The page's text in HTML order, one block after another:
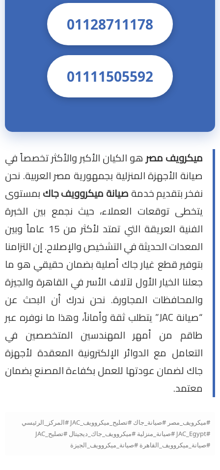
01128711178
01111505592
ميكرويف مصرهو الكيان الأكبر والأكثر تخصصاً في
صيانة الأجهزة المنزلية بجمهورية مصر العربية. نحن
نفخر بتقديم خدمةصيانة ميكروويف جاكبمستوى
يتخطى توقعات العملاء، حيث نجمع بين الخبرة
الفنية العريقة التي تمتد لأكثر من 15 عاماً وبين
المعدات الحديثة في التشخيص والإصلاح. إن التزامنا
بتوفير قطع غيار جاك أصلية بضمان حقيقي هو ما
جعلنا الخيار الأول لآلاف الأسر في القاهرة والجيزة
والمحافظات المجاورة. نحن ندرك أن البحث عن
“صيانة JAC” يتطلب ثقة وأماناً، وهذا ما نوفره عبر
طاقم من أمهر المهندسين المتخصصين في
التعامل مع الدوائر الإلكترونية المعقدة لأجهزة
جاك لضمان عودتها للعمل بكفاءة المصنع بضمان
معتمد.
#ميكرويف_مصر #صيانة_جاك #تصليح_ميكروويف_JAC #المركز_الرئيسي
#JAC_Egypt #صيانة_منزلية #ميكروويف_جاك_ديجيتال #تصليح_JAC
#صيانة_ميكروويف_القاهرة #صيانة_ميكروويف_الجيزة